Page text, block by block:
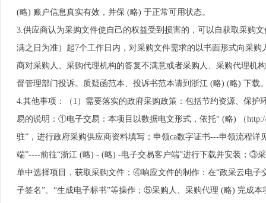
(略) 账户信息真实有效，并保 (略) 于正常可用状态。
3.供应商认为采购文件使自己的权益受到损害的，可以自获取采购
满之日为准）起7个工作日内，对采购文件需求的以书面形式向采
商对采购人、采购代理机构的答复不满意或者采购人、采购代理机
督管理部门投诉。质疑函范本、投诉书范本请到浙江 (略) (略) 下载
4.其他事项：（1）需要落实的政府采购政策：包括节约资源、保
易的说明：①电子交易：本项目以数据电文形式，依托“ (略) （
驻”，进行政府采购供应商资料填写；申领ca数字证书---申领流程
端”----前往“浙江 (略) - (略) -电子交易客户端”进行下载并安装；③
单中选择项目，获取采购文件；④响应文件的制作：在“政采云电子
子签名”、“生成电子标书”等操作；⑤采购人、采购代理 (略) 完成